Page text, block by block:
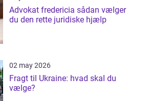
Advokat fredericia sådan vælger
du den rette juridiske hjælp
02 may 2026
Fragt til Ukraine: hvad skal du
vælge?